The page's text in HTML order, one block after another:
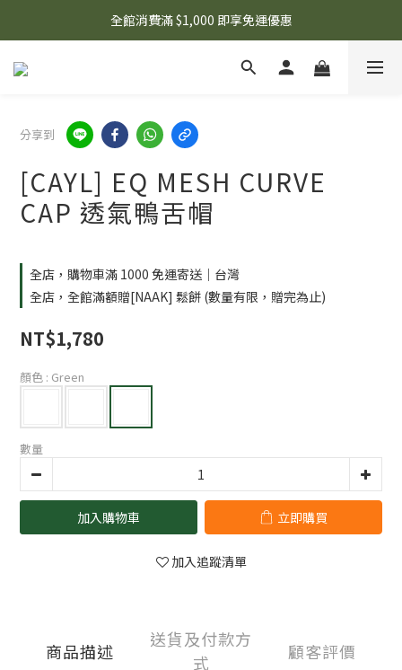
🌟 想知道現在有什麼優惠嗎？ 點擊查看最新優惠！
全館消費滿 $1,000 即享免運優惠
🌟 想知道現在有什麼優惠嗎？ 點擊查看最新優惠！
分享到
[CAYL] EQ MESH CURVE
CAP 透氣鴨舌帽
全店，購物車滿 1000 免運寄送｜台灣
全店，全館滿額贈[NAAK] 鬆餅 (數量有限，贈完為止)
NT$1,780
顏色 : Green
數量
加入購物車 立即購買
加入追蹤清單
商品描述
送貨及付款方
式
顧客評價